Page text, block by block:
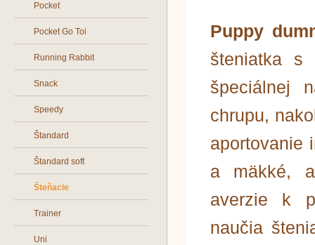
Pocket
Pocket Go Toi
Running Rabbit
Snack
Speedy
Štandard
Štandard soft
Šteňacie
Trainer
Uni
Puppy
šteniatka s
špeciálnej
chrupu,
aportovanie
a mäkké,
averzie k
naučia